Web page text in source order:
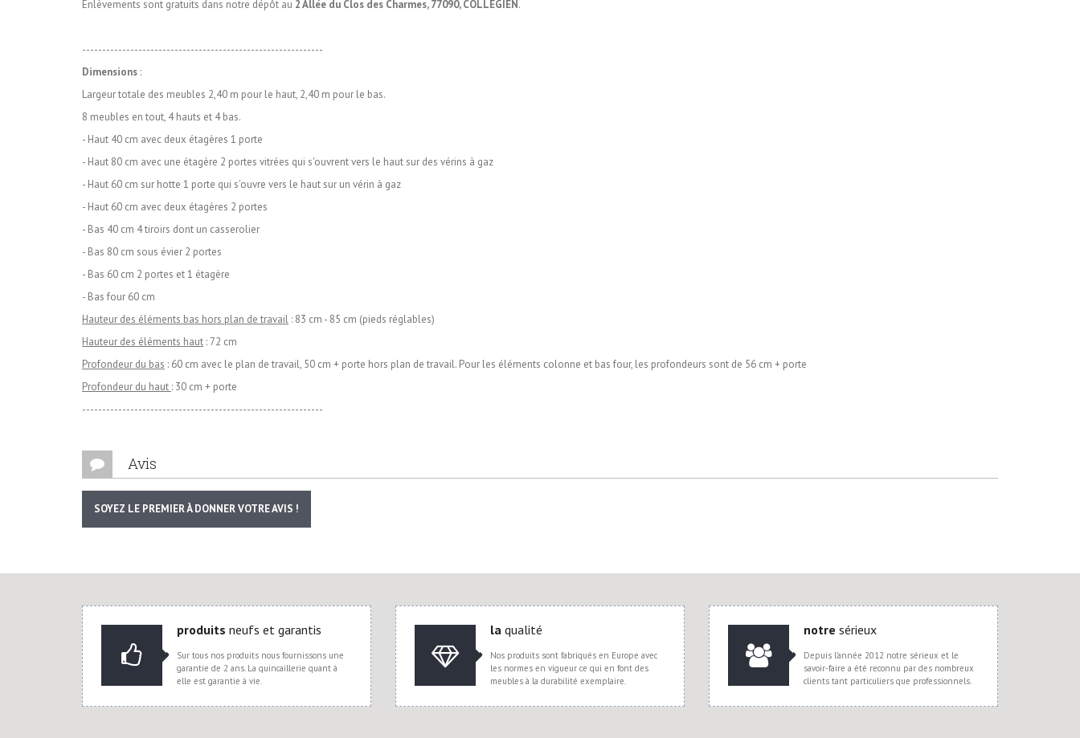
Enlèvements sont gratuits dans notre dépôt au 2 Allée du Clos des Charmes, 77090, COLLEGIEN.
------------------------------------------------------------
Dimensions :
Largeur totale des meubles 2,40 m pour le haut, 2,40 m pour le bas.
8 meubles en tout, 4 hauts et 4 bas.
- Haut 40 cm avec deux étagères 1 porte
- Haut 80 cm avec une étagère 2 portes vitrées qui s'ouvrent vers le haut sur des vérins à gaz
- Haut 60 cm sur hotte 1 porte qui s'ouvre vers le haut sur un vérin à gaz
- Haut 60 cm avec deux étagères 2 portes
- Bas 40 cm 4 tiroirs dont un casserolier
- Bas 80 cm sous évier 2 portes
- Bas 60 cm 2 portes et 1 étagère
- Bas four 60 cm
Hauteur des éléments bas hors plan de travail : 83 cm - 85 cm (pieds réglables)
Hauteur des éléments haut : 72 cm
Profondeur du bas : 60 cm avec le plan de travail, 50 cm + porte hors plan de travail. Pour les éléments colonne et bas four, les profondeurs sont de 56 cm + porte
Profondeur du haut : 30 cm + porte
------------------------------------------------------------
Avis
SOYEZ LE PREMIER À DONNER VOTRE AVIS !
produits neufs et garantis
Sur tous nos produits nous fournissons une
garantie de 2 ans. La quincaillerie quant à
elle est garantie à vie.
la qualité
Nos produits sont fabriqués en Europe avec
les normes en vigueur ce qui en font des
meubles à la durabilité exemplaire.
notre sérieux
Depuis l'année 2012 notre sérieux et le
savoir-faire a été reconnu par des nombreux
clients tant particuliers que professionnels.